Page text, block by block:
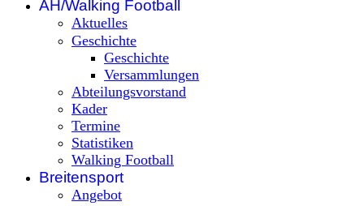
AH/Walking Football
Aktuelles
Geschichte
Geschichte
Versammlungen
Abteilungsvorstand
Kader
Termine
Statistiken
Walking Football
Breitensport
Angebot